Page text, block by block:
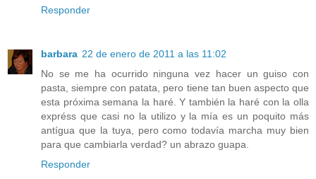
Responder
barbara 22 de enero de 2011 a las 11:02
No se me ha ocurrido ninguna vez hacer un guiso con
pasta, siempre con patata, pero tiene tan buen aspecto que
esta próxima semana la haré. Y también la haré con la olla
expréss que casi no la utilizo y la mía es un poquito más
antígua que la tuya, pero como todavía marcha muy bien
para que cambiarla verdad? un abrazo guapa.
Responder